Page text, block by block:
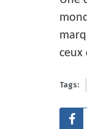
ceux
Tags: